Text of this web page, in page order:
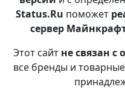
Status.Ru поможет
сервер
Этот сайт не связан
все бренды и